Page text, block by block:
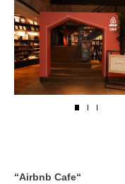
“Airbnb Cafe“